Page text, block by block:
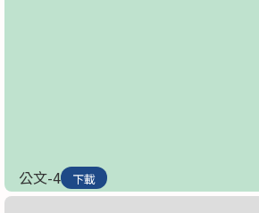
公文-4 下載